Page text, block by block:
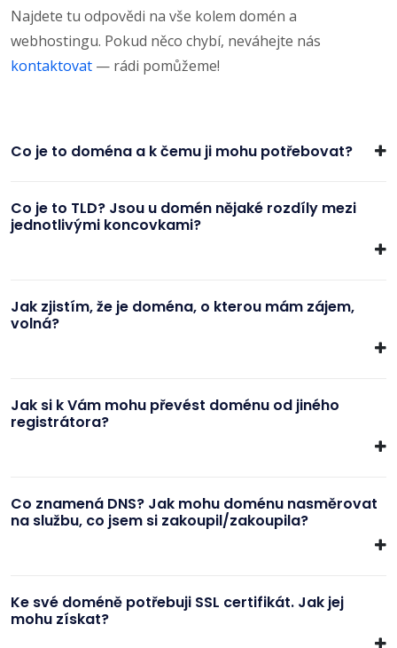
Najdete tu odpovědi na vše kolem domén a
webhostingu. Pokud něco chybí, neváhejte nás
kontaktovat — rádi pomůžeme!
Co je to doména a k čemu ji mohu potřebovat?
Co je to TLD? Jsou u domén nějaké rozdíly mezi
jednotlivými koncovkami?
Jak zjistím, že je doména, o kterou mám zájem,
volná?
Jak si k Vám mohu převést doménu od jiného
registrátora?
Co znamená DNS? Jak mohu doménu nasměrovat
na službu, co jsem si zakoupil/zakoupila?
Ke své doméně potřebuji SSL certifikát. Jak jej
mohu získat?